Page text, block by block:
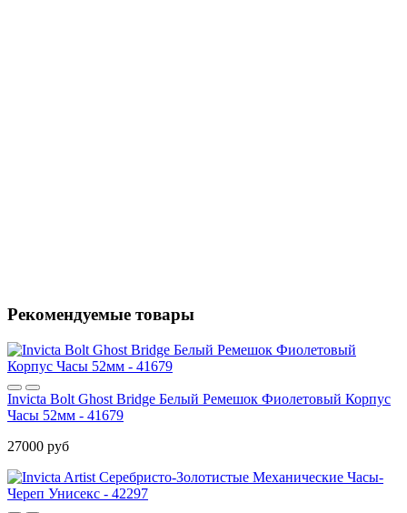
Рекомендуемые товары
Invicta Bolt Ghost Bridge Белый Ремешок Фиолетовый Корпус
Часы 52мм - 41679
27000 руб